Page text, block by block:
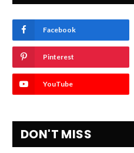
Facebook
Pinterest
YouTube
DON'T MISS